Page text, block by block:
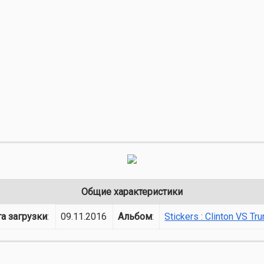
Общие характеристики
загрузки: 09.11.2016 Альбом: Stickers : Clinton VS